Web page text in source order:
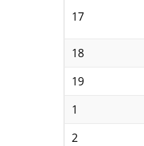
17
18
19
1
2